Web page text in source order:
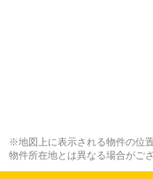
※地図上に表示される物件の位
物件所在地とは異なる場合がござ